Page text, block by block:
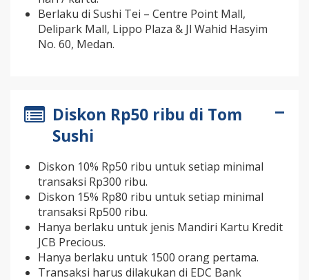
Berlaku di Sushi Tei – Centre Point Mall,
Delipark Mall, Lippo Plaza & Jl Wahid Hasyim
No. 60, Medan.
Diskon Rp50 ribu di Tom
Sushi
Diskon 10% Rp50 ribu untuk setiap minimal
transaksi Rp300 ribu.
Diskon 15% Rp80 ribu untuk setiap minimal
transaksi Rp500 ribu.
Hanya berlaku untuk jenis Mandiri Kartu Kredit
JCB Precious.
Hanya berlaku untuk 1500 orang pertama.
Transaksi harus dilakukan di EDC Bank